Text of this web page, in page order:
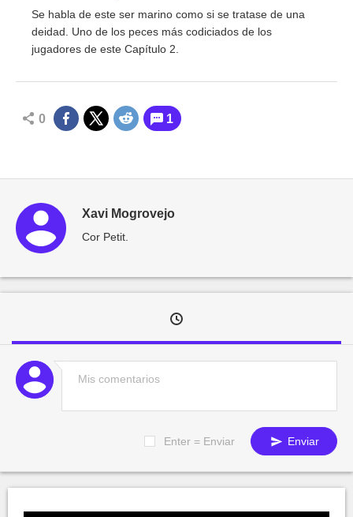
Se habla de este ser marino como si se tratase de una
deidad. Uno de los peces más codiciados de los
jugadores de este Capítulo 2.
0 1
Xavi Mogrovejo
Cor Petit.
Enter = Enviar Enviar